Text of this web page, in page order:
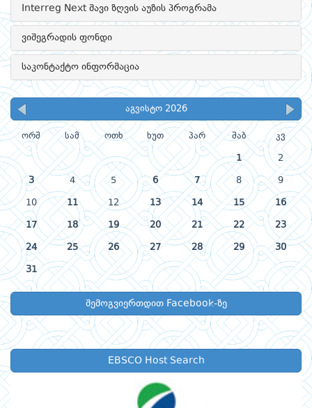
Interreg Next შავი ზღვის აუზის პროგრამა
ვიშეგრადის ფონდი
საკონტაქტო ინფორმაცია
აგვისტო 2026
ორშ სამ ოთხ ხუთ პარ შაბ კვ
1 2
3 4 5 6 7 8 9
10 11 12 13 14 15 16
17 18 19 20 21 22 23
24 25 26 27 28 29 30
31
შემოგვიერთდით Facebook-ზე
EBSCO Host Search